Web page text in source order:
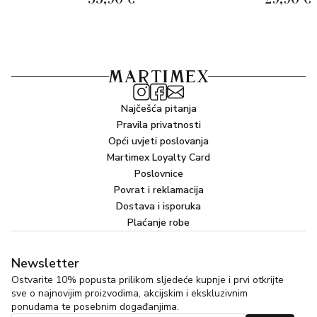
Caprylic/Capric Triglyceride, Xanthan Gum, Sodium Coco-
Tributyl Citrate, Potassium Sorbate, Sodium Benzoate,
Linalool, Alpha-Isomethyl Ionone, Limonene, CI 16255
(Acid Red 18 Aluminum Lake), CI 17200 (D&C Red No.
Najčešća pitanja
Pravila privatnosti
Opći uvjeti poslovanja
Martimex Loyalty Card
Poslovnice
Povrat i reklamacija
Dostava i isporuka
Plaćanje robe
Newsletter
Ostvarite 10% popusta prilikom sljedeće kupnje i prvi otkrijte
sve o najnovijim proizvodima, akcijskim i ekskluzivnim
ponudama te posebnim događanjima.